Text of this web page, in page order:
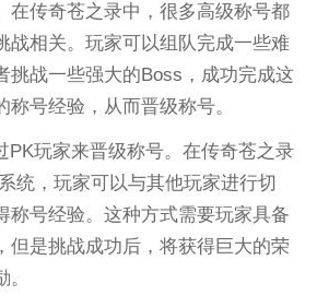
在传奇苍之录中，很多高级称号都
战相关。玩家可以组队完成一些难
挑战一些强大的Boss，成功完成这
号经验，从而晋级称号。
PK玩家来晋级称号。在传奇苍之录
统，玩家可以与其他玩家进行切
称号经验。这种方式需要玩家具备
但是挑战成功后，将获得巨大的荣